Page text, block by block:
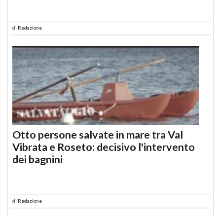
di Redazione
Otto persone salvate in mare tra Val
Vibrata e Roseto: decisivo l'intervento
dei bagnini
di Redazione